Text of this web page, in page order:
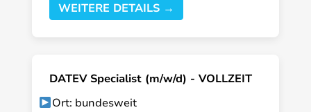
WEITERE DETAILS →
DATEV Specialist (m/w/d) - VOLLZEIT
Ort: bundesweit